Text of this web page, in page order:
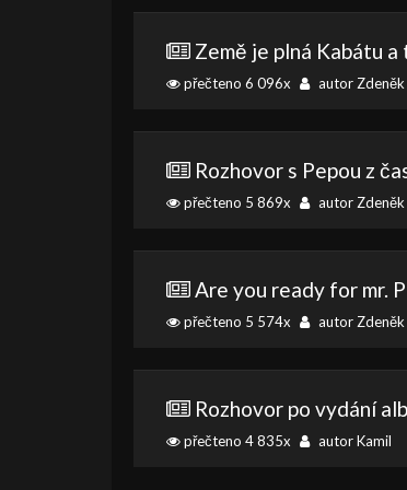
Země je plná Kabátu
přečteno 6 096x autor Zdeněk
Rozhovor s Pepou z
přečteno 5 869x autor Zdeněk
Are you ready for mr.
přečteno 5 574x autor Zdeněk
Rozhovor po vydání
přečteno 4 835x autor Kamil